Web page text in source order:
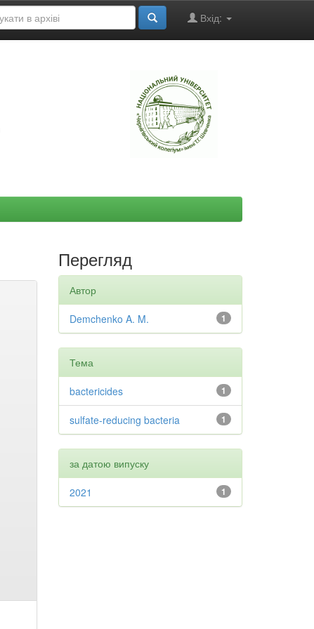
Вхід:
Перегляд
Автор
1
Demchenko A. M.
Тема
1
bactericides
1
sulfate-reducing bacteria
за датою випуску
1
2021